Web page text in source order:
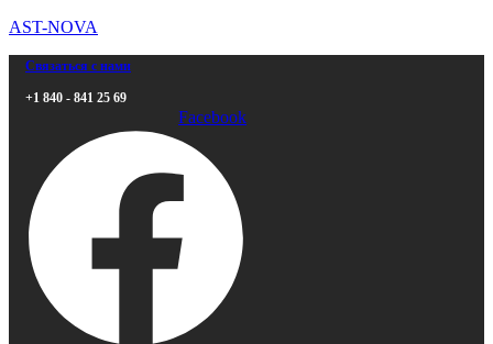
AST-NOVA
Связаться с нами
+1 840 - 841 25 69
Facebook